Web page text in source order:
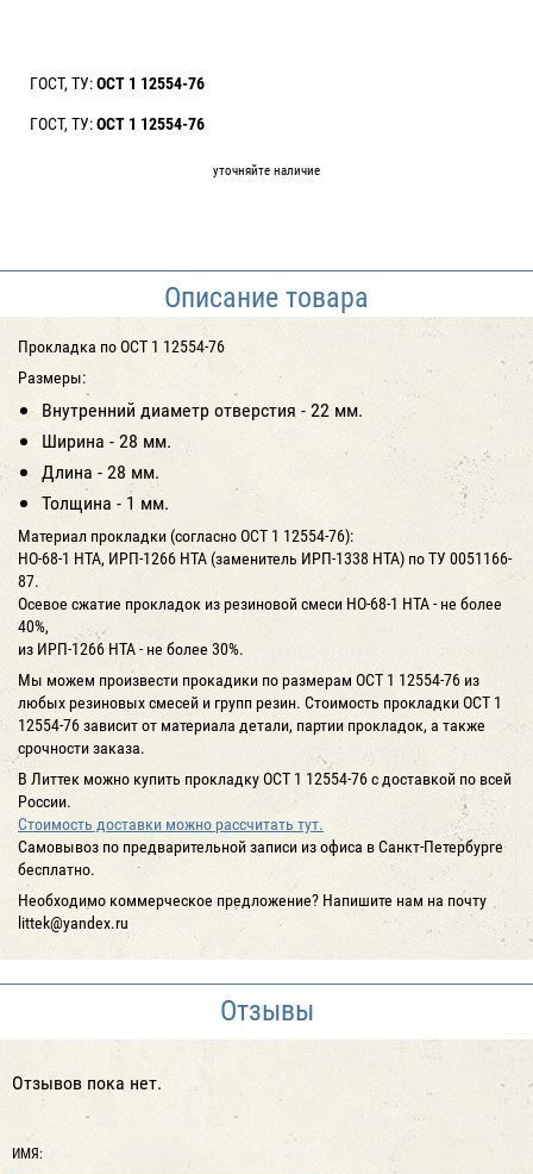
ГОСТ, ТУ:ОСТ 1 12554-76
ГОСТ, ТУ:ОСТ 1 12554-76
уточняйте наличие
Описание товара
Прокладка по ОСТ 1 12554-76
Размеры:
Внутренний диаметр отверстия - 22 мм.
Ширина - 28 мм.
Длина - 28 мм.
Толщина - 1 мм.
Материал прокладки (согласно ОСТ 1 12554-76):
HO-68-1 НТА, ИРП-1266 НТА (заменитель ИРП-1338 НТА) по ТУ 0051166-
87.
Осевое сжатие прокладок из резиновой смеси НО-68-1 НТА - не более
40%,
из ИРП-1266 НТА - не более 30%.
Мы можем произвести прокадики по размерам ОСТ 1 12554-76 из
любых резиновых смесей и групп резин. Стоимость прокладки ОСТ 1
12554-76 зависит от материала детали, партии прокладок, а также
срочности заказа.
В Литтек можно купить прокладку ОСТ 1 12554-76 с доставкой по всей
России.
Стоимость доставки можно рассчитать тут.
Самовывоз по предварительной записи из офиса в Санкт-Петербурге
бесплатно.
Необходимо коммерческое предложение? Напишите нам на почту
littek@yandex.ru
Отзывы
Отзывов пока нет.
ИМЯ: